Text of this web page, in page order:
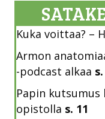
Kuka voittaa? –
Armon
-podcast alkaa
Papin kutsumus
opistolla s. 11